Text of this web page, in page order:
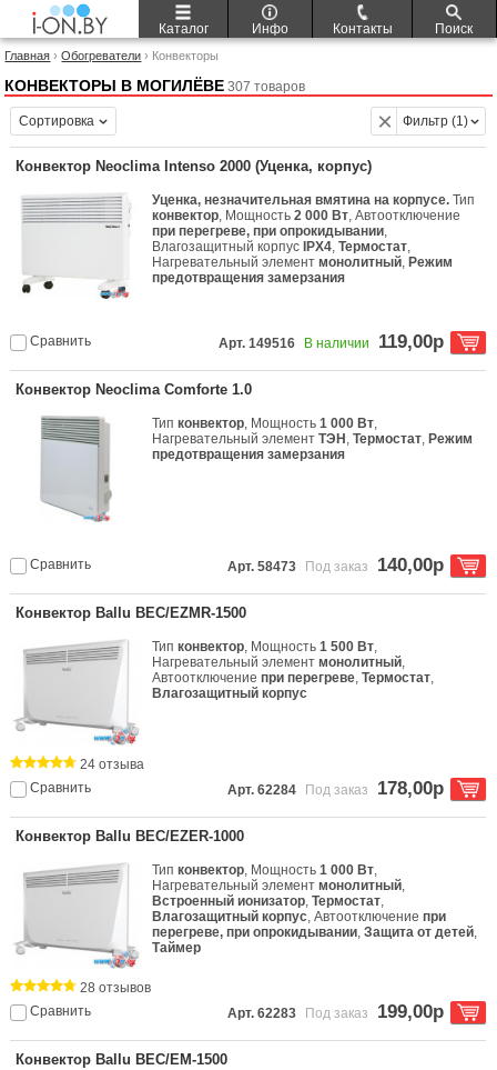
Каталог Инфо Контакты Поиск
Главная ›Обогреватели › Конвекторы
КОНВЕКТОРЫ В МОГИЛЁВЕ 307 товаров
Сортировка Фильтр (1)
Конвектор Neoclima Intenso 2000 (Уценка, корпус)
Уценка, незначительная вмятина на корпусе.Тип
конвектор, Мощность2 000 Вт, Автоотключение
при перегреве, при опрокидывании,
Влагозащитный корпус IPX4,Термостат,
Нагревательный элементмонолитный, Режим
предотвращения замерзания
Сравнить Арт. 149516 В наличии 119,00р
Конвектор Neoclima Comforte 1.0
Типконвектор, Мощность1 000 Вт,
Нагревательный элементТЭН ,Термостат, Режим
предотвращения замерзания
Сравнить Арт. 58473 Под заказ 140,00р
Конвектор Ballu BEC/EZMR-1500
Типконвектор, Мощность1 500 Вт,
Нагревательный элементмонолитный,
Автоотключениепри перегреве,Термостат,
Влагозащитный корпус
Сравнить
24 отзыва
Арт. 62284
Под заказ 178,00р
Конвектор Ballu BEC/EZER-1000
Типконвектор, Мощность1 000 Вт,
Нагревательный элементмонолитный,
Встроенный ионизатор,Термостат,
Влагозащитный корпус, Автоотключениепри
перегреве, при опрокидывании,Защита от детей,
Таймер
Сравнить
28 отзывов
Арт. 62283
Под заказ 199,00р
Конвектор Ballu BEC/EM-1500